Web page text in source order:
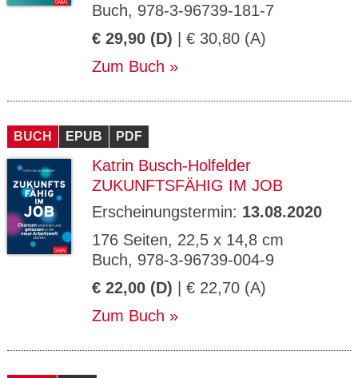
Buch, 978-3-96739-181-7
€ 29,90 (D) | € 30,80 (A)
Zum Buch
BUCH EPUB PDF
Katrin Busch-Holfelder
ZUKUNFTSFÄHIG IM JOB
Erscheinungstermin: 13.08.2020
176 Seiten, 22,5 x 14,8 cm
Buch, 978-3-96739-004-9
€ 22,00 (D) | € 22,70 (A)
Zum Buch